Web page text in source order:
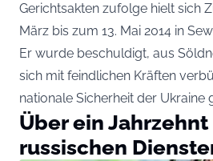
Gerichtsakten zufolge hielt sich
März bis zum 13. Mai 2014 in
Er wurde beschuldigt, aus
sich mit feindlichen Kräften
nationale Sicherheit der Ukraine
Über ein Jahrzehnt
russischen